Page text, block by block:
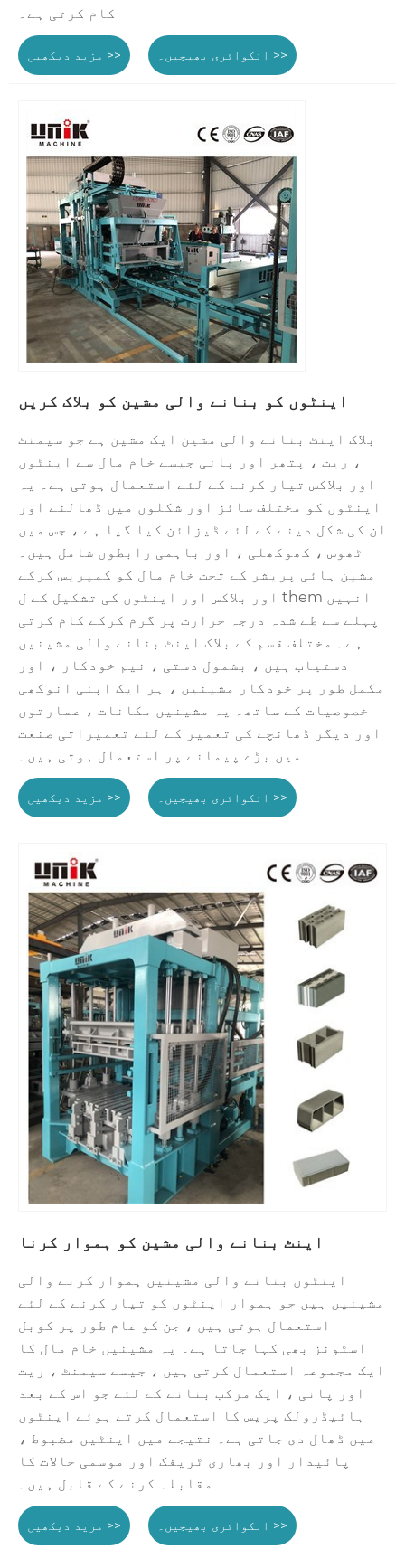
کام کرتی ہے۔
مزید دیکھیں >> انکوائری بھیجیں۔ >>
اینٹوں کو بنانے والی مشین کو بلاک کریں
بلاک اینٹ بنانے والی مشین ایک مشین ہے جو سیمنٹ
، ریت ، پتھر اور پانی جیسے خام مال سے اینٹوں
اور بلاکس تیار کرنے کے لئے استعمال ہوتی ہے۔ یہ
اینٹوں کو مختلف سائز اور شکلوں میں ڈھالنے اور
ان کی شکل دینے کے لئے ڈیزائن کیا گیا ہے ، جس میں
ٹھوس ، کھوکھلی ، اور باہمی رابطوں شامل ہیں۔
مشین ہائی پریشر کے تحت خام مال کو کمپریس کرکے
اور بلاکس اور اینٹوں کی تشکیل کے ل them انہیں
پہلے سے طے شدہ درجہ حرارت پر گرم کرکے کام کرتی
ہے۔ مختلف قسم کے بلاک اینٹ بنانے والی مشینیں
دستیاب ہیں ، بشمول دستی ، نیم خودکار ، اور
مکمل طور پر خودکار مشینیں ، ہر ایک اپنی انوکھی
خصوصیات کے ساتھ۔ یہ مشینیں مکانات ، عمارتوں
اور دیگر ڈھانچے کی تعمیر کے لئے تعمیراتی صنعت
میں بڑے پیمانے پر استعمال ہوتی ہیں۔
مزید دیکھیں >> انکوائری بھیجیں۔ >>
اینٹ بنانے والی مشین کو ہموار کرنا
اینٹوں بنانے والی مشینیں ہموار کرنے والی
مشینیں ہیں جو ہموار اینٹوں کو تیار کرنے کے لئے
استعمال ہوتی ہیں ، جن کو عام طور پر کوبل
اسٹونز بھی کہا جاتا ہے۔ یہ مشینیں خام مال کا
ایک مجموعہ استعمال کرتی ہیں ، جیسے سیمنٹ ، ریت
اور پانی ، ایک مرکب بنانے کے لئے جو اس کے بعد
ہائیڈرولک پریس کا استعمال کرتے ہوئے اینٹوں
میں ڈھال دی جاتی ہے۔ نتیجے میں اینٹیں مضبوط ،
پائیدار اور بھاری ٹریفک اور موسمی حالات کا
مقابلہ کرنے کے قابل ہیں۔
مزید دیکھیں >> انکوائری بھیجیں۔ >>